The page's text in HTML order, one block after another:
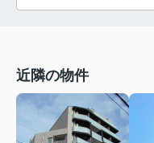
近隣の物件